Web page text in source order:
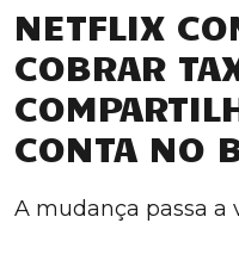
NETFLIX
COBRAR
CONTA NO
A mudança passa a